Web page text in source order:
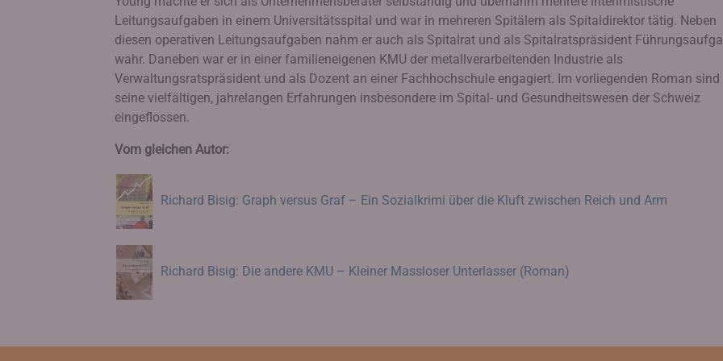
Leitungsaufgaben in einem Universitätsspital und war in mehreren Spitälern als Spitaldirektor tätig. Neben
diesen operativen Leitungsaufgaben nahm er auch als Spitalrat und als Spitalratspräsident
wahr. Daneben war er in einer familieneigenen KMU der metallverarbeitenden Industrie als
Verwaltungsratspräsident und als Dozent an einer Fachhochschule engagiert. Im vorliegenden Roman sind
seine vielfältigen, jahrelangen Erfahrungen insbesondere im Spital- und Gesundheitswesen der Schweiz
eingeflossen.
Vom gleichen Autor:
Richard Bisig: Graph versus Graf – Ein Sozialkrimi über die Kluft zwischen Reich und Arm
Richard Bisig: Die andere KMU – Kleiner Massloser Unterlasser (Roman)